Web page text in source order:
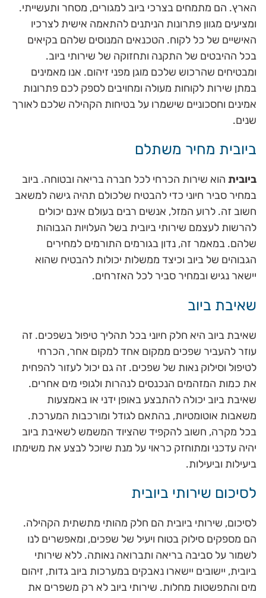
הארץ. הם מתמחים בצרכי ביוב למגורים, מסחר ותעשייתי.
ומציעים מגוון פתרונות הניתנים להתאמה אישית לצרכיו
האישיים של כל לקוח. הטכנאים המנוסים שלהם בקיאים
בכל ההיבטים של התקנה ותחזוקה של שירותי ביוב.
ומבטיחים שהרכוש שלכם מוגן מפני זיהום. אנו מאמינים
במתן שירות לקוחות מעולה ומחויבים לספק לכם פתרונות
אמינים וחסכוניים שישמרו על בטיחות הקהילה שלכם לאורך
שנים.
ביובית מחיר משתלם
ביובית הוא שירות הכרחי לכל חברה בריאה ובטוחה. ביוב
במחיר סביר חיוני כדי להבטיח שלכולם תהיה גישה למשאב
חשוב זה. לרוע המזל, אנשים רבים בעולם אינם יכולים
להרשות לעצמם שירותי ביובית בשל העלויות הגבוהות
שלהם. במאמר זה, נדון בגורמים התורמים למחירים
הגבוהים של ביוב וכיצד ממשלות יכולות להבטיח שהוא
יישאר נגיש ובמחיר סביר לכל האזרחים.
שאיבת ביוב
שאיבת ביוב היא חלק חיוני בכל תהליך טיפול בשפכים. זה
עוזר להעביר שפכים ממקום אחד למקום אחר, הכרחי
לטיפול וסילוק נאות של שפכים. זה גם יכול לעזור להפחית
את כמות המזהמים הנכנסים לנהרות ולגופי מים אחרים.
שאיבת ביוב יכולה להתבצע באופן ידני או באמצעות
משאבות אוטומטיות, בהתאם לגודל ומורכבות המערכת.
בכל מקרה, חשוב להקפיד שהציוד המשמש לשאיבת ביוב
יהיה עדכני ומתוחזק כראוי על מנת שיוכל לבצע את משימתו
ביעילות וביעילות.
לסיכום שירותי ביובית
לסיכום, שירותי ביובית הם חלק מהותי מתשתית הקהילה.
הם מספקים סילוק בטוח ויעיל של שפכים, ומאפשרים לנו
לשמור על סביבה בריאה ותברואה נאותה. ללא שירותי
ביובית, יישובים יישארו נאבקים במערכות ביוב גדות, זיהום
מים והתפשטות מחלות. שירותי ביוב לא רק משפרים את